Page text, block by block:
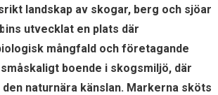
landskap av skogar, berg och sjöar
utvecklat en plats där
mångfald och företagande
boende i skogsmiljö, där
naturnära känslan. Markerna sköts